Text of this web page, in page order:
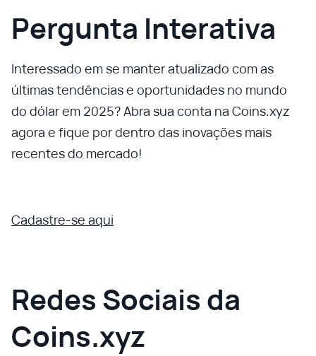
Pergunta Interativa
Interessado em se manter atualizado com as
últimas tendências e oportunidades no mundo
do dólar em 2025? Abra sua conta na Coins.xyz
agora e fique por dentro das inovações mais
recentes do mercado!
Cadastre-se aqui
Redes Sociais da
Coins.xyz